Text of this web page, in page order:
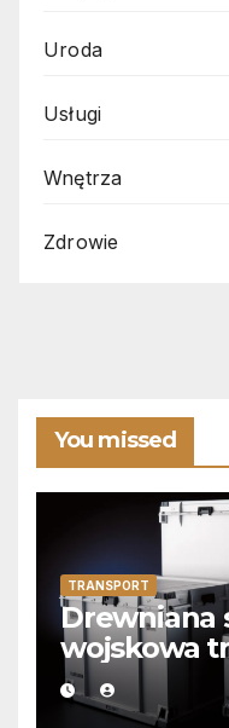
Uroda
Usługi
Wnętrza
Zdrowie
You missed
TRANSPORT
Drewniana
wojskowa